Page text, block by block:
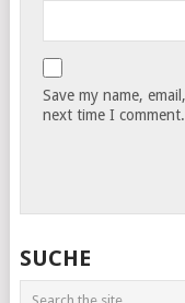
Save my name,
next time I comment.
SUCHE